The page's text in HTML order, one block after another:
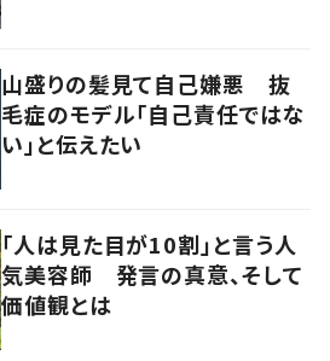
山盛りの髪見て自己嫌悪 抜
毛症のモデル「自己責任ではな
い」と伝えたい
「人は見た目が10割」と言う人
気美容師 発言の真意、そして
価値観とは